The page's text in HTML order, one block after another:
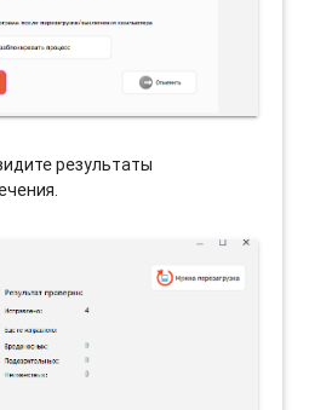
результаты